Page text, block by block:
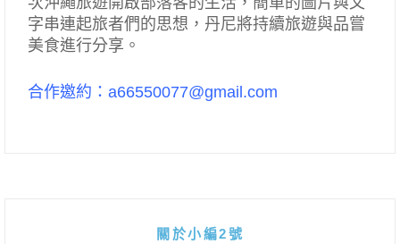
字串連起旅者們的思想，丹尼將持續旅遊與品嘗
美食進行分享。
合作邀約：a66550077@gmail.com
關於小編2號